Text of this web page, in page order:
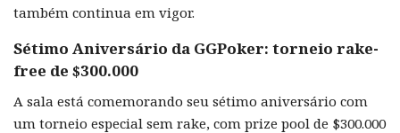
também continua em vigor.
Sétimo Aniversário da GGPoker: torneio rake-
free de $300.000
A sala está comemorando seu sétimo aniversário com
um torneio especial sem rake, com prize pool de $300.000